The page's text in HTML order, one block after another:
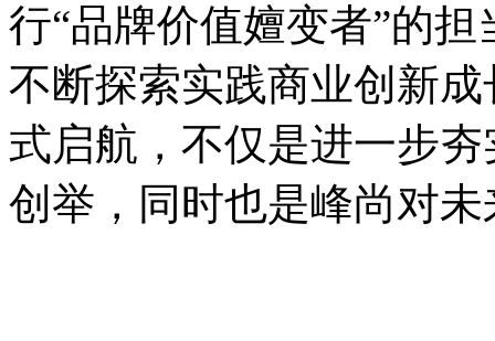
行“品牌价值嬗变者”的
不断探索实践商业创新
式启航，不仅是进一步
创举，同时也是峰尚对